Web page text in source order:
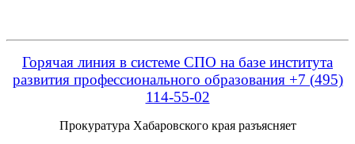
Горячая линия в системе СПО на базе института
развития профессионального образования +7 (495)
114-55-02
Прокуратура Хабаровского края разъясняет